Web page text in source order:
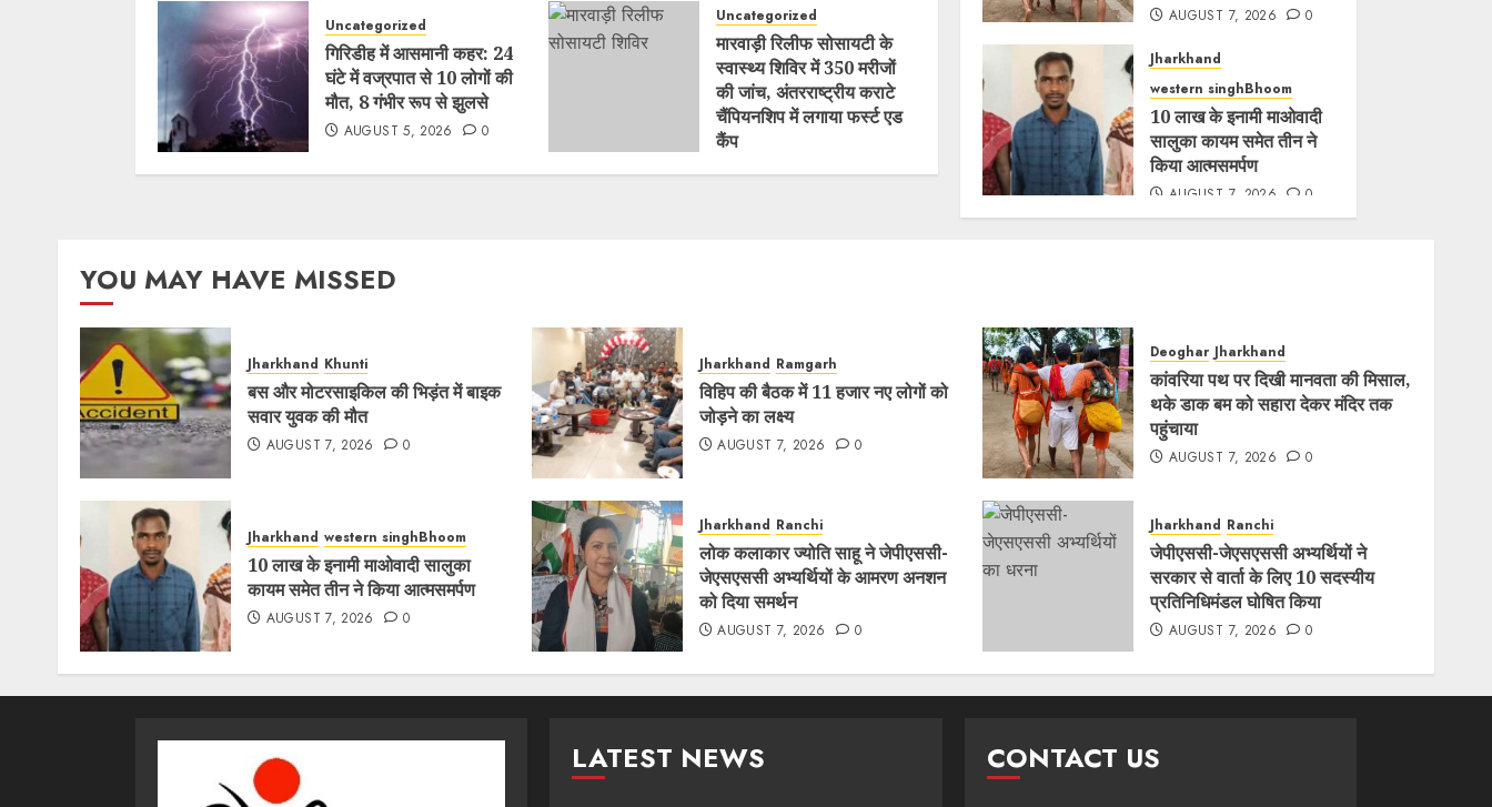
Uncategorized
गिरिडीह में आसमानी कहर: 24
घंटे में वज्रपात से 10 लोगों की
मौत, 8 गंभीर रूप से झुलसे
AUGUST 5, 2026 0
Uncategorized
मारवाड़ी रिलीफ सोसायटी के
स्वास्थ्य शिविर में 350 मरीजों
की जांच, अंतरराष्ट्रीय कराटे
चैंपियनशिप में लगाया फर्स्ट एड
कैंप
AUGUST 2, 2026 0
AUGUST 7, 2026 0
Jharkhand
western singhBhoom
10 लाख के इनामी माओवादी
सालुका कायम समेत तीन ने
किया आत्मसमर्पण
AUGUST 7, 2026 0
YOU MAY HAVE MISSED
Jharkhand Khunti
बस और मोटरसाइकिल की भिड़ंत में बाइक
सवार युवक की मौत
AUGUST 7, 2026 0
Jharkhand Ramgarh
विहिप की बैठक में 11 हजार नए लोगों को
जोड़ने का लक्ष्य
AUGUST 7, 2026 0
Deoghar Jharkhand
कांवरिया पथ पर दिखी मानवता की मिसाल,
थके डाक बम को सहारा देकर मंदिर तक
पहुंचाया
AUGUST 7, 2026 0
Jharkhand western singhBhoom
10 लाख के इनामी माओवादी सालुका
कायम समेत तीन ने किया आत्मसमर्पण
AUGUST 7, 2026 0
Jharkhand Ranchi
लोक कलाकार ज्योति साहू ने जेपीएससी-
जेएसएससी अभ्यर्थियों के आमरण अनशन
को दिया समर्थन
AUGUST 7, 2026 0
Jharkhand Ranchi
जेपीएससी-जेएसएससी अभ्यर्थियों ने
सरकार से वार्ता के लिए 10 सदस्यीय
प्रतिनिधिमंडल घोषित किया
AUGUST 7, 2026 0
LATEST NEWS CONTACT US